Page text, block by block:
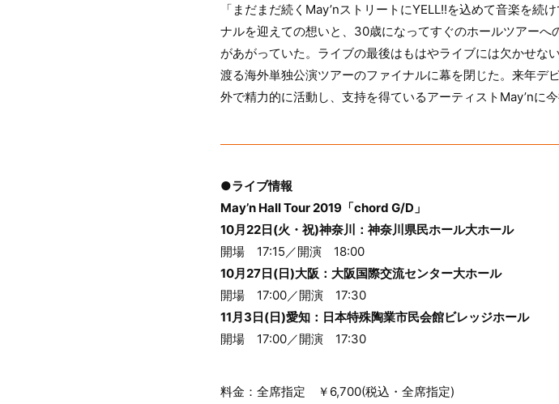
「まだまだ続くMay’nストリートにYELL!!を込めて音楽を
ナルを迎えての想いと、30歳になってすぐのホールツアー
があがっていた。ライブの最後はもはやライブには欠かせ
渡る海外単独公演ツアーのファイナルに幕を閉じた。来年デ
外で精力的に活動し、支持を得ているアーティストMay’nに今
●ライブ情報
May’n Hall Tour 2019「chord G/D」
10月22日(火・祝)神奈川：神奈川県民ホール大ホール
開場 17:15／開演 18:00
10月27日(日)大阪：大阪国際交流センター大ホール
開場 17:00／開演 17:30
11月3日(日)愛知：日本特殊陶業市民会館ビレッジホール
開場 17:00／開演 17:30
料金：全席指定 ￥6,700(税込・全席指定)